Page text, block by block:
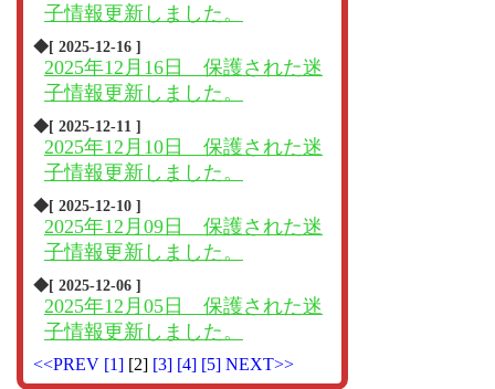
子情報更新しました。
◆[ 2025-12-16 ]
2025年12月16日 保護された迷
子情報更新しました。
◆[ 2025-12-11 ]
2025年12月10日 保護された迷
子情報更新しました。
◆[ 2025-12-10 ]
2025年12月09日 保護された迷
子情報更新しました。
◆[ 2025-12-06 ]
2025年12月05日 保護された迷
子情報更新しました。
<<PREV [1] [2] [3] [4] [5] NEXT>>